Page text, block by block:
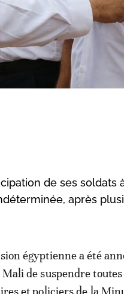
de ses soldats
après
égyptienne a été
de suspendre
et policiers de la